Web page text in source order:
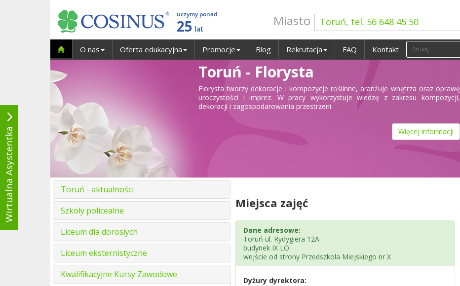
uczymy ponad
25 lat
Miasto Toruń, tel. 56 648 45 50
O nas Oferta edukacyjna Promocje Blog Rekrutacja FAQ Kontakt
Toruń - Florysta
Florysta tworzy dekoracje i kompozycje roślinne, aranżuje wnętrza oraz oprawę
uroczystości i imprez. W pracy wykorzystuje wiedzę z zakresu kompozycji,
dekoracji i zagospodarowania przestrzeni.
Więcej informacji
Toruń - aktualności
Szkoły policealne
Liceum dla dorosłych
Liceum eksternistyczne
Kwalifikacyjne Kursy Zawodowe
Miejsca zajęć
Dane adresowe:
Toruń ul. Rydygiera 12A
budynek IX LO
wejście od strony Przedszkola Miejskiego nr X
Dyżury dyrektora:
Wirtualna Asystentka